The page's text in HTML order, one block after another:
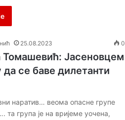
25.08.2023 0
Томашевић: Јасеновцем
да се баве дилетанти
наратив… веома опасне групе
та група је на вријеме уочена,